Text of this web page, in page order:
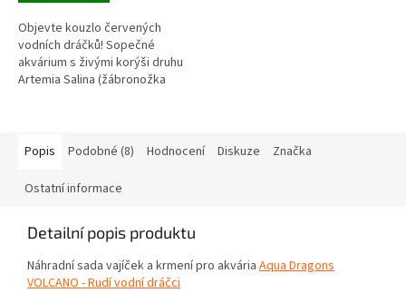
Objevte kouzlo červených
vodních dráčků! Sopečné
akvárium s živými korýši druhu
Artemia Salina (žábronožka
Popis
Podobné (8) Hodnocení Diskuze Značka
Ostatní informace
Detailní popis produktu
Náhradní sada vajíček a krmení pro akvária Aqua Dragons
VOLCANO - Rudí vodní dráčci